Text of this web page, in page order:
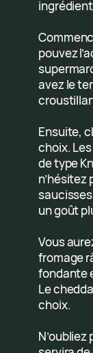
pouvez
avez le
Ensuite,
choix.
de type
n’hésitez
un goût
Vous
fromage
fondante
Le
choix.